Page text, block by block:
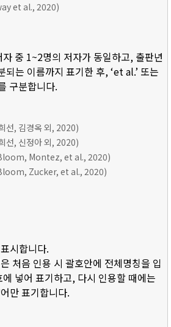
et al., 2020)
중 1~2명의 저자가 동일하고, 출판년
되는 이름까지 표기한 후, ‘et al.’ 또는
구분합니다.
선, 김경옥 외, 2020)
선, 신정아 외, 2020)
Montez, et al., 2020)
Zucker, et al., 2020)
시합니다.
처음 인용 시 괄호안에 전체명칭을 입
넣어 표기하고, 다시 인용할 때에는
만 표기합니다.